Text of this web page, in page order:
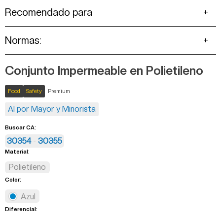
Recomendado para
Normas:
Conjunto Impermeable en Polietileno
Food Premium
Safety
Al por Mayor y Minorista
Buscar CA:
30354- 30355
Material:
Polietileno
Color:
Azul
Diferencial: